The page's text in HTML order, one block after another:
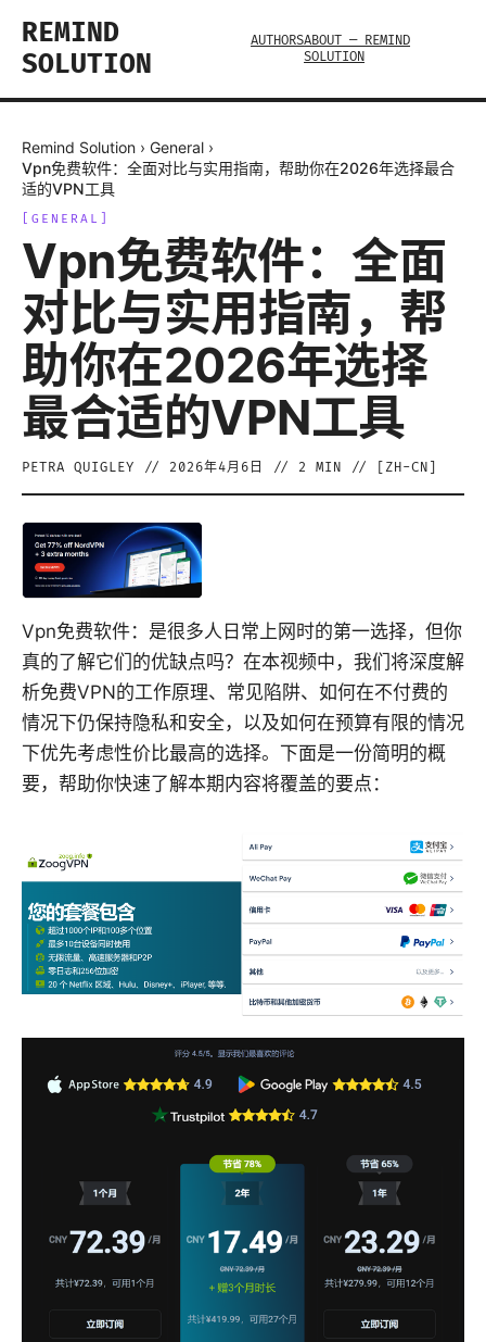
REMIND
SOLUTION
AUTHORSABOUT — REMIND
SOLUTION
Remind Solution › General ›
Vpn免费软件：全面对比与实用指南，帮助你在2026年选择最合
适的VPN工具
GENERAL
Vpn免费软件：全面
对比与实用指南，帮
助你在2026年选择
最合适的VPN工具
PETRA QUIGLEY // 2026年4月6日 // 2 MIN // [ ZH-CN
Vpn免费软件：是很多人日常上网时的第一选择，但你
真的了解它们的优缺点吗？在本视频中，我们将深度解
析免费VPN的工作原理、常见陷阱、如何在不付费的
情况下仍保持隐私和安全，以及如何在预算有限的情况
下优先考虑性价比最高的选择。下面是一份简明的概
要，帮助你快速了解本期内容将覆盖的要点：